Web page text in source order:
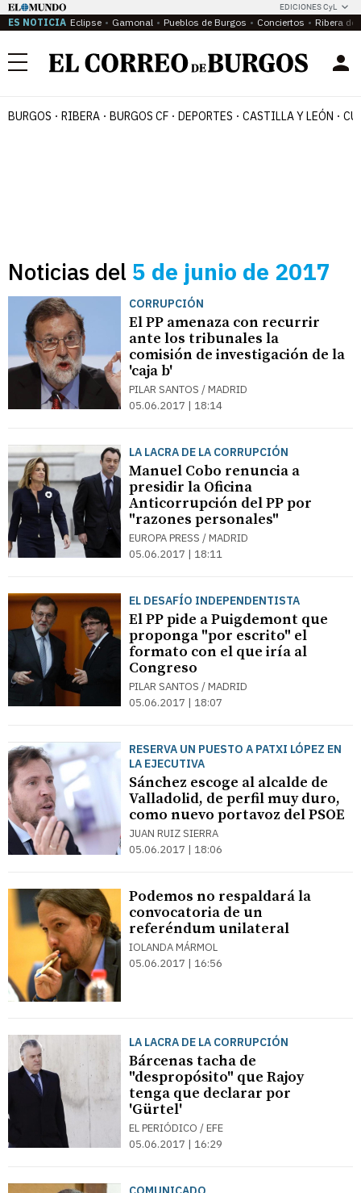
EDICIONES CyL
ES NOTICIA Eclipse Gamonal Pueblos de Burgos Conciertos Ribera del
Menú
BURGOS RIBERA BURGOS CF DEPORTES CASTILLA Y LEÓN
Noticias del 5 de junio de 2017
CORRUPCIÓN
El PP amenaza con recurrir
ante los tribunales la
comisión de investigación de la
'caja b'
PILAR SANTOS / MADRID
05.06.2017 | 18:14
LA LACRA DE LA CORRUPCIÓN
Manuel Cobo renuncia a
presidir la Oficina
Anticorrupción del PP por
"razones personales"
EUROPA PRESS / MADRID
05.06.2017 | 18:11
EL DESAFÍO INDEPENDENTISTA
El PP pide a Puigdemont que
proponga "por escrito" el
formato con el que iría al
Congreso
PILAR SANTOS / MADRID
05.06.2017 | 18:07
RESERVA UN PUESTO A PATXI LÓPEZ EN
LA EJECUTIVA
Sánchez escoge al alcalde de
Valladolid, de perfil muy duro,
como nuevo portavoz del PSOE
JUAN RUIZ SIERRA
05.06.2017 | 18:06
Podemos no respaldará la
convocatoria de un
referéndum unilateral
IOLANDA MÁRMOL
05.06.2017 | 16:56
LA LACRA DE LA CORRUPCIÓN
Bárcenas tacha de
"despropósito" que Rajoy
tenga que declarar por
'Gürtel'
EL PERIÓDICO / EFE
05.06.2017 | 16:29